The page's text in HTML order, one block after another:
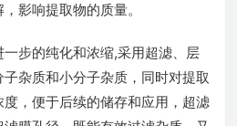
影响提取物的质量。
步的纯化和浓缩,采用超滤、层
杂质和小分子杂质，同时对提取
，便于后续的储存和应用，超滤